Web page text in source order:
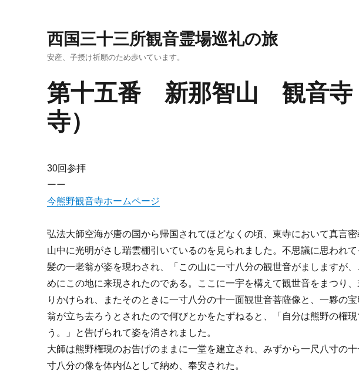
西国三十三所観音霊場巡礼の旅
安産、子授け祈願のため歩いています。
第十五番 新那智山 観音寺
寺）
30回参拝
ーー
今熊野観音寺ホームページ
弘法大師空海が唐の国から帰国されてほどなくの頃、東寺において真言
山中に光明がさし瑞雲棚引いているのを見られました。不思議に思われ
髪の一老翁が姿を現わされ、「この山に一寸八分の観世音がましますが
めにこの地に来現されたのである。ここに一宇を構えて観世音をまつり
りかけられ、またそのときに一寸八分の十一面観世音菩薩像と、一夥の
翁が立ち去ろうとされたので何びとかをたずねると、「自分は熊野の権
う。」と告げられて姿を消されました。
大師は熊野権現のお告げのままに一堂を建立され、みずから一尺八寸の
寸八分の像を体内仏として納め、奉安された。